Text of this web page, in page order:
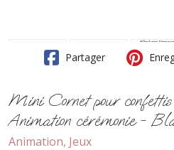
Partager
Mini Cornet pour
Animation cérémonie -
Animation, Jeux